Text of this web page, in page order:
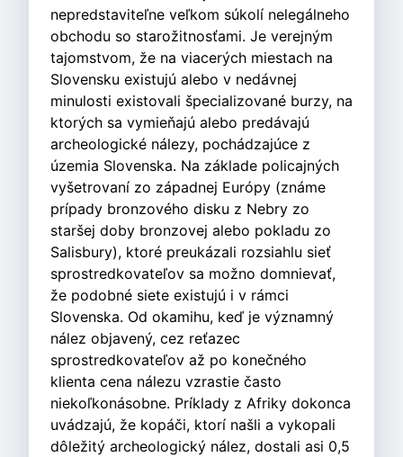
nepredstaviteľne veľkom súkolí nelegálneho
obchodu so starožitnosťami. Je verejným
tajomstvom, že na viacerých miestach na
Slovensku existujú alebo v nedávnej
minulosti existovali špecializované burzy, na
ktorých sa vymieňajú alebo predávajú
archeologické nálezy, pochádzajúce z
územia Slovenska. Na základe policajných
vyšetrovaní zo západnej Európy (známe
prípady bronzového disku z Nebry zo
staršej doby bronzovej alebo pokladu zo
Salisbury), ktoré preukázali rozsiahlu sieť
sprostredkovateľov sa možno domnievať,
že podobné siete existujú i v rámci
Slovenska. Od okamihu, keď je významný
nález objavený, cez reťazec
sprostredkovateľov až po konečného
klienta cena nálezu vzrastie často
niekoľkonásobne. Príklady z Afriky dokonca
uvádzajú, že kopáči, ktorí našli a vykopali
dôležitý archeologický nález, dostali asi 0,5